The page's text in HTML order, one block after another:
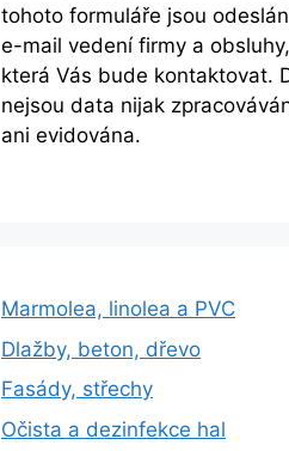
tohoto formuláře jsou
e-mail vedení firmy a obsluhy,
která Vás bude kontaktovat.
nejsou data nijak
ani evidována.
Marmolea, linolea a PVC
Dlažby, beton, dřevo
Fasády, střechy
Očista a dezinfekce hal